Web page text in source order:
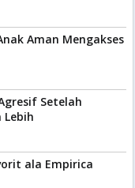
Aman Mengakses
Setelah
Lebih
ala Empirica